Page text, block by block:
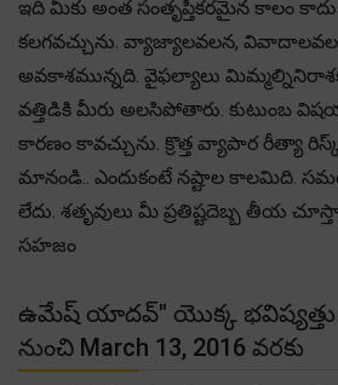
ఇది మీకు అంత సంతృప్తికరమైన కాలం
కలగవచ్చును. వ్యాజ్యాలవలన,
అవకాశమున్నది. వైఫల్యాలు
వత్తిడికి మీరు అలసిపోతారు. కుటుంబ
కారణం కావచ్చును. క్రొత్త వ్యాపార రీత్యా
మానండి.. ఎందుకంటే నష్టాల కాలమిది.
లేదు. శతృవులు మీ ప్రతిష్టదెబ్బ తీయ
సహజం
ఉమేష్ యాదవ్" యొక్క భవిష్యత్తు
నుంచి March 13, 2016 వరకు